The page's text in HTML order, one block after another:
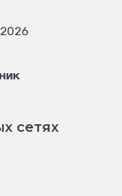
сетях